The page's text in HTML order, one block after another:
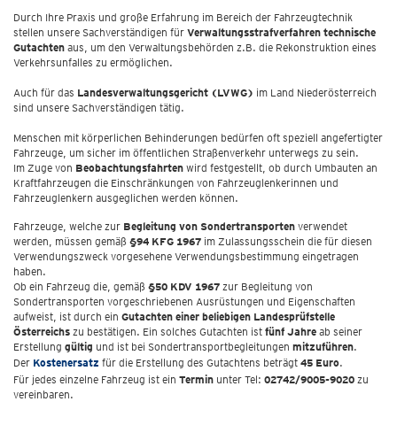
Durch Ihre Praxis und große Erfahrung im Bereich der Fahrzeugtechnik
stellen unsere Sachverständigen für Verwaltungsstrafverfahren technische
Gutachten aus, um den Verwaltungsbehörden z.B. die Rekonstruktion eines
Verkehrsunfalles zu ermöglichen.
Auch für das Landesverwaltungsgericht (LVWG) im Land Niederösterreich
sind unsere Sachverständigen tätig.
Menschen mit körperlichen Behinderungen bedürfen oft speziell angefertigter
Fahrzeuge, um sicher im öffentlichen Straßenverkehr unterwegs zu sein.
Im Zuge von Beobachtungsfahrten wird festgestellt, ob durch Umbauten an
Kraftfahrzeugen die Einschränkungen von Fahrzeuglenkerinnen und
Fahrzeuglenkern ausgeglichen werden können.
Fahrzeuge, welche zur Begleitung von Sondertransporten verwendet
werden, müssen gemäß §94 KFG 1967 im Zulassungsschein die für diesen
Verwendungszweck vorgesehene Verwendungsbestimmung eingetragen
haben.
Ob ein Fahrzeug die, gemäß §50 KDV 1967 zur Begleitung von
Sondertransporten vorgeschriebenen Ausrüstungen und Eigenschaften
aufweist, ist durch ein Gutachten einer beliebigen Landesprüfstelle
Österreichs zu bestätigen. Ein solches Gutachten ist fünf Jahre ab seiner
Erstellung gültig und ist bei Sondertransportbegleitungen mitzuführen.
Der Kostenersatz für die Erstellung des Gutachtens beträgt 45 Euro.
Für jedes einzelne Fahrzeug ist ein Termin unter Tel: 02742/9005-9020 zu
vereinbaren.